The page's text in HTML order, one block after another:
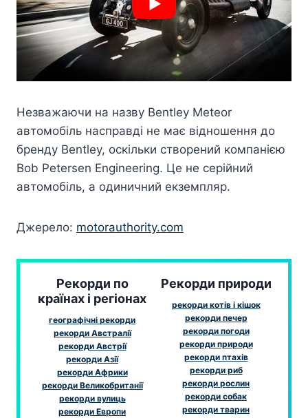
Незважаючи на назву Bentley Meteor
автомобіль насправді не має відношення до
бренду Bentley, оскільки створений компанією
Bob Petersen Engineering. Це не серійний
автомобіль, а одиничний екземпляр.
Джерело: motorauthority.com
Рекорди по
країнах і регіонах
географічні рекорди
рекорди Австралії
рекорди Австрії
рекорди Азії
рекорди Африки
рекорди Великобританії
рекорди вулиць
рекорди Европи
Рекорди природи
рекорди котів і кішок
рекорди печер
рекорди погоди
рекорди природи
рекорди птахів
рекорди риб
рекорди рослин
рекорди собак
рекорди тварин